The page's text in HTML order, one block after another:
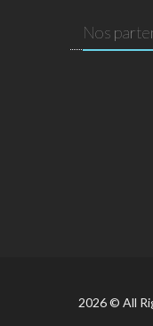
Nos
2026 © All